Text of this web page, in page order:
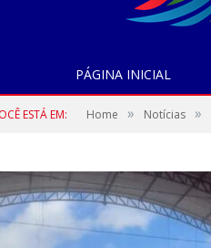
PÁGINA INICIAL
ESTÁ EM: Home » Notícias »